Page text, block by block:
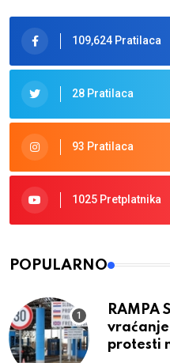
109,624 Pratilaca
28 Pratilaca
93 Pratilaca
1025 Pretplatnika
POPULARNO
RAMPA
vraćanje
protesti